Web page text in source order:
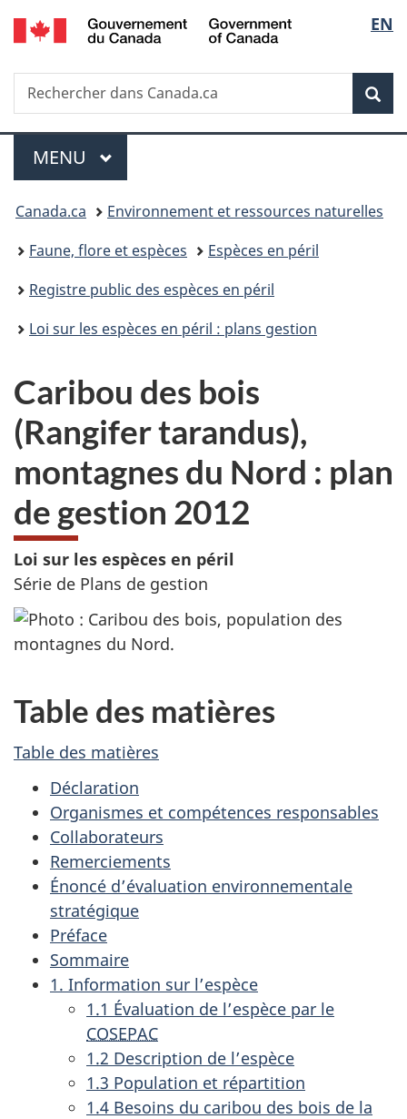
Passer
au
principal
Passer
à
Au
du
Passer
à
version
simplifiée
de
la
EN
Recherche
Rechercher
dans
Menu
MENU PRINCIPAL
Vous
êtes
ici :
Canada.ca
Environnement et ressources naturelles
Faune, flore et espèces
Espèces en péril
Registre public des espèces en péril
Loi sur les espèces en péril : plans gestion
Caribou des bois
(Rangifer tarandus),
montagnes du Nord : plan
de gestion 2012
Loi sur les espèces en péril
Série de Plans de gestion
Table des matières
Table des matières
Déclaration
Organismes et compétences responsables
Collaborateurs
Remerciements
Énoncé d’évaluation environnementale
stratégique
Préface
Sommaire
1. Information sur l’espèce
1.1 Évaluation de l’espèce par le
COSEPAC
1.2 Description de l’espèce
1.3 Population et répartition
1.4 Besoins du caribou des bois de la